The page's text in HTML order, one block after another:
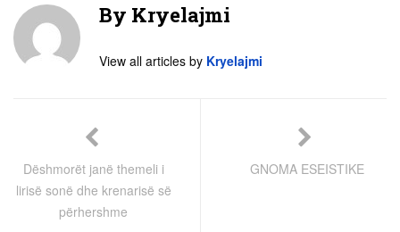
By Kryelajmi
View all articles by Kryelajmi
Dëshmorët janë themeli i
lirisë sonë dhe krenarisë së
përhershme
GNOMA ESEISTIKE